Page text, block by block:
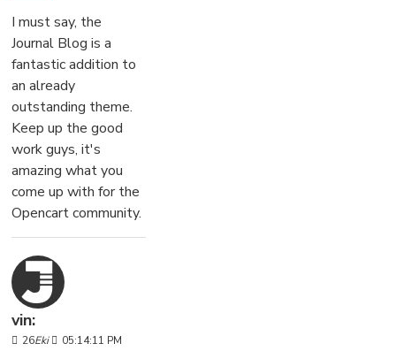
I must say, the
Journal Blog is a
fantastic addition to
an already
outstanding theme.
Keep up the good
work guys, it's
amazing what you
come up with for the
Opencart community.
vin:
26Eki 05:14:11 PM